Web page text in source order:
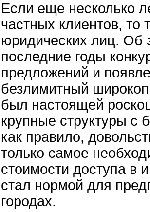
Если еще несколько
частных клиентов, то
юридических лиц. Об
последние годы
предложений и
безлимитный
был настоящей
крупные структуры
как правило,
только самое
стоимости доступа в
стал нормой для
городах.